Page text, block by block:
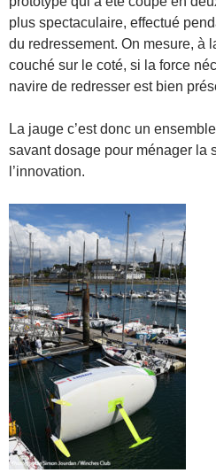
plus spectaculaire, effectué
du redressement. On mesure, à
couché sur le coté, si la force
navire de redresser est bien
La jauge c’est donc un
savant dosage pour ménager la
l’innovation.